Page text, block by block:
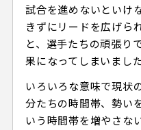
試合を進めないといけ
きずにリードを広げら
と、選手たちの頑張り
果になってしまいました
いろいろな意味で現状
分たちの時間帯、勢い
いう時間帯を増やさな